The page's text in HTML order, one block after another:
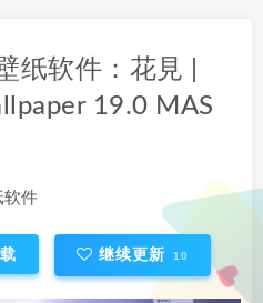
纸软件：花見 |
19.0 MAS
软件
继续更新 10